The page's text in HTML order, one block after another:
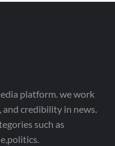
platform. we work
credibility in news.
such as